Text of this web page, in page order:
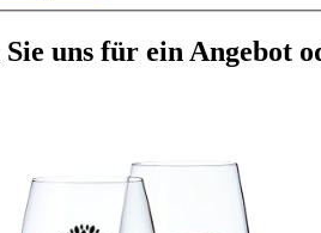
Sie uns für ein Angebot